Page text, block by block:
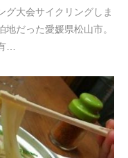
グ大会サイクリングしま
だった愛媛県松山市。
…